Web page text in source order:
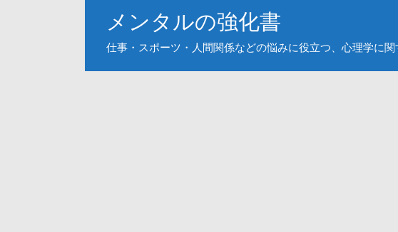
メンタルの強化書
仕事・スポーツ・人間関係などの悩みに役立つ、心理学に